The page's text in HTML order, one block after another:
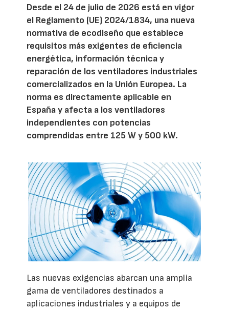
Desde el 24 de julio de 2026 está en vigor
el Reglamento (UE) 2024/1834, una nueva
normativa de ecodiseño que establece
requisitos más exigentes de eficiencia
energética, información técnica y
reparación de los ventiladores industriales
comercializados en la Unión Europea. La
norma es directamente aplicable en
España y afecta a los ventiladores
independientes con potencias
comprendidas entre 125 W y 500 kW.
Las nuevas exigencias abarcan una amplia
gama de ventiladores destinados a
aplicaciones industriales y a equipos de